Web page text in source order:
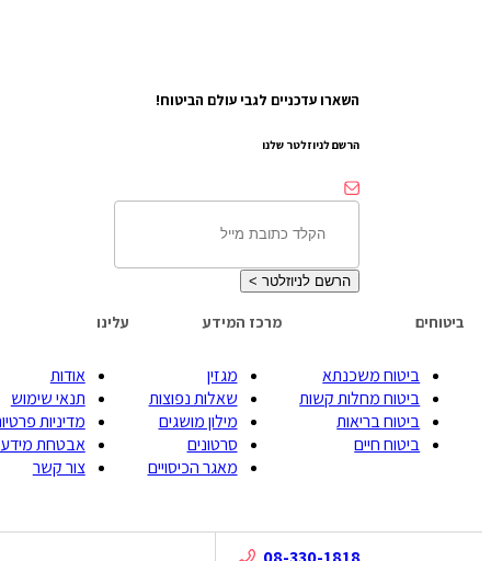
השארו עדכניים לגבי עולם הביטוח!
הרשם לניוזלטר שלנו
הרשם לניוזלטר >
ביטוחים
ביטוח משכנתא
ביטוח מחלות קשות
ביטוח בריאות
ביטוח חיים
מרכז המידע
מגזין
שאלות נפוצות
מילון מושגים
סרטונים
מאגר הכיסויים
עלינו
אודות
תנאי שימוש
מדיניות פרטיות
אבטחת מידע
צור קשר